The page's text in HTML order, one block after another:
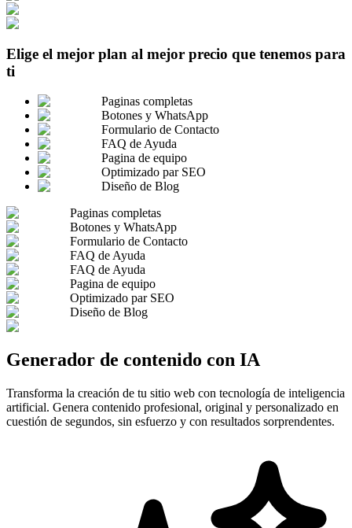
Elige el mejor plan al mejor precio que tenemos para
ti
Paginas completas
Botones y WhatsApp
Formulario de Contacto
FAQ de Ayuda
Pagina de equipo
Optimizado par SEO
Diseño de Blog
Paginas completas
Botones y WhatsApp
Formulario de Contacto
FAQ de Ayuda
FAQ de Ayuda
Pagina de equipo
Optimizado par SEO
Diseño de Blog
Generador de contenido con IA
Transforma la creación de tu sitio web con tecnología de inteligencia
artificial. Genera contenido profesional, original y personalizado en
cuestión de segundos, sin esfuerzo y con resultados sorprendentes.